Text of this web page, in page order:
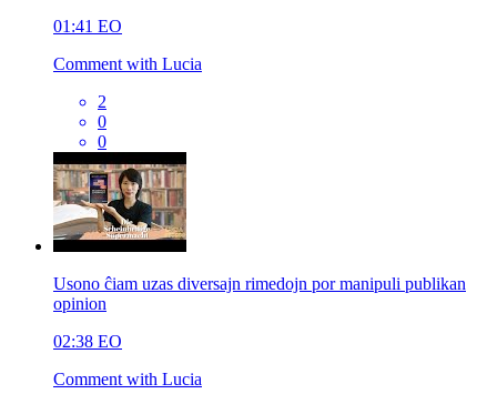
01:41 EO
Comment with Lucia
2
0
0
Usono ĉiam uzas diversajn rimedojn por manipuli publikan
opinion
02:38 EO
Comment with Lucia